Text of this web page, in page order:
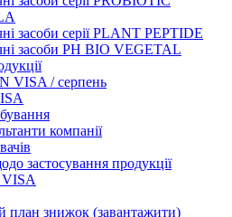
засоби серії PLANT PEPTIDE
засоби PH BIO VEGETAL
VISA / серпень
компанії
застосування продукції
VISA
план знижок (завантажити)